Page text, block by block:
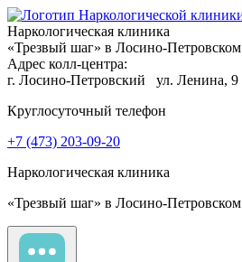
Наркологическая клиника
«Трезвый шаг» в Лосино-Петровском
Адрес колл-центра:
г. Лосино-Петровский
ул. Ленина, 9
Круглосуточный телефон
+7 (473) 203-09-20
Наркологическая клиника
«Трезвый шаг» в Лосино-Петровском